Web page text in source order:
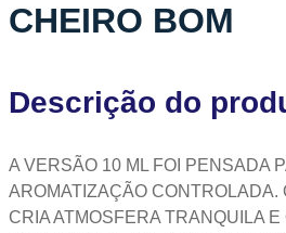
CHEIRO BOM
Descrição do
A VERSÃO 10 ML FOI PENSADA
AROMATIZAÇÃO CONTROLADA.
CRIA ATMOSFERA TRANQUILA